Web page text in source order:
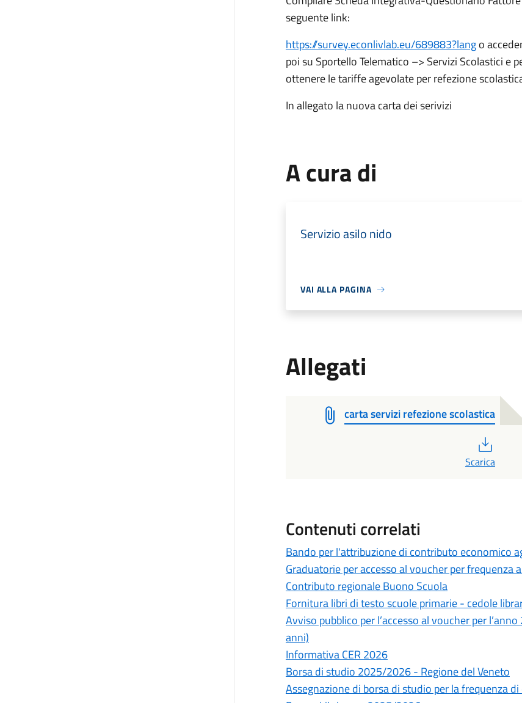
seguente link:
https://survey.econlivlab.eu/689883?lango
poi su Sportello Telematico –> Servizi Scolastici e
ottenere le tariffe agevolate per refezione
In allegato la nuova carta dei serivizi
A cura di
Servizio asilo nido
VAI ALLA PAGINA
Allegati
carta servizi refezione scolastica
Scarica
Contenuti correlati
Bando per l'attribuzione di contributo economico
Graduatorie per accesso al voucher per frequenza
Contributo regionale Buono Scuola
Fornitura libri di testo scuole primarie - cedole
Avviso pubblico per l’accesso al voucher per
anni)
Informativa CER 2026
Borsa di studio 2025/2026 - Regione del Veneto
Assegnazione di borsa di studio per la frequenza